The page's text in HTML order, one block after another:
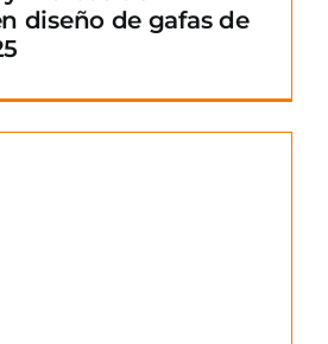
diseño de gafas de